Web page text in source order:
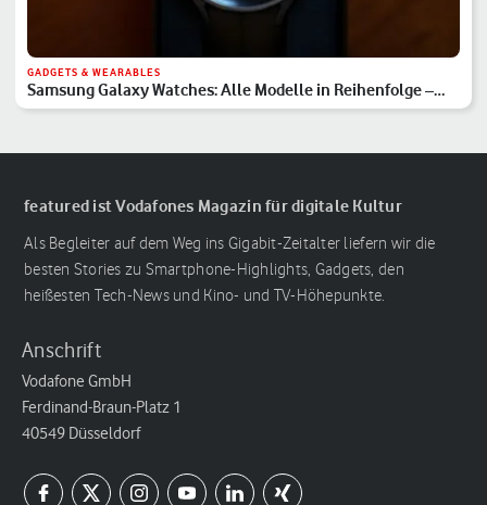
GADGETS & WEARABLES
Samsung Galaxy Watches: Alle Modelle in Reihenfolge –
Hauptserie, Classic & Ultra
featured ist Vodafones Magazin für digitale Kultur
Als Begleiter auf dem Weg ins Gigabit-Zeitalter liefern wir die
besten Stories zu Smartphone-Highlights, Gadgets, den
heißesten Tech-News und Kino- und TV-Höhepunkte.
Anschrift
Vodafone GmbH
Ferdinand-Braun-Platz 1
40549 Düsseldorf